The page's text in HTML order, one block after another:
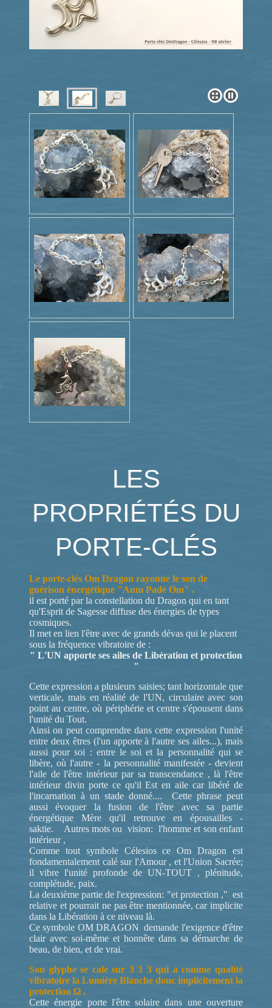
LES
PROPRIÉTÉS DU
PORTE-CLÉS
Le porte-clés Om Dragon rayonne le son de
guérison énergétique "Aum Padé Om" .
il est porté par la constellation du Dragon qui en tant
qu'Esprit de Sagesse diffuse des énergies de types
cosmiques.
Il met en lien l'être avec de grands dévas qui le placent
sous la fréquence vibratoire de :
" L'UN apporte ses ailes de Libération et protection
"
Cette expression a plusieurs saisies; tant horizontale que
verticale, mais en réalité de l'UN, circulaire avec son
point au centre, où périphérie et centre s'épousent dans
l'unité du Tout.
Ainsi on peut comprendre dans cette expression l'unité
entre deux êtres (l'un apporte à l'autre ses ailes...), mais
aussi pour soi : entre le soi et la personnalité qui se
libère, où l'autre - la personnalité manifestée - devient
l'aile de l'être intérieur par sa transcendance , là l'être
intérieur divin porte ce qu'il Est en aile car libéré de
l'incarnation à un stade donné.... Cette phrase peut
aussi évoquer la fusion de l'être avec sa partie
énergétique Mère qu'il retrouve en épousailles -
saktie. Autres mots ou vision: l'homme et son enfant
intérieur ,
Comme tout symbole Célesios ce Om Dragon est
fondamentalement calé sur l'Amour , et l'Union Sacrée;
il vibre l'unité profonde de UN-TOUT , plénitude,
complétude, paix.
La deuxième partie de l'expression: "et protection ," est
relative et pourrait ne pas être mentionnée, car implicite
dans la Libération à ce niveau là.
Ce symbole OM DRAGON demande l'exigence d'être
clair avec soi-même et honnête dans sa démarche de
beau, de bien, et de vrai.
Son glyphe se cale sur 3 3 3 qui a comme qualité
vibratoire la Lumière Blanche donc implicitement la
protection Ω .
Cette énergie porte l'être solaire dans une ouverture